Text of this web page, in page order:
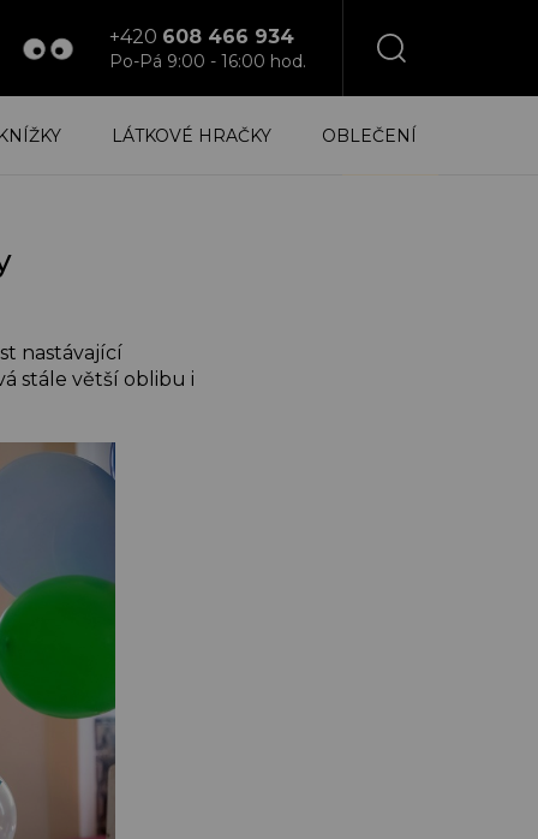
+420 608 466 934
Po-Pá 9:00 - 16:00 hod.
KOŠÍK
LÁTKOVÉ HRAČKY OBLEČENÍ
nastávající
stále větší oblibu i